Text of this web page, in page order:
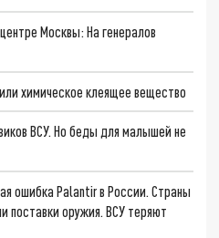
Москвы: На генералов
химическое клеящее вещество
ВСУ. Но беды для малышей не
ошибка Palantir в России. Страны
поставки оружия. ВСУ теряют